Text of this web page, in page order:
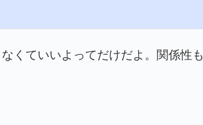
くていいよってだけだよ。関係性も